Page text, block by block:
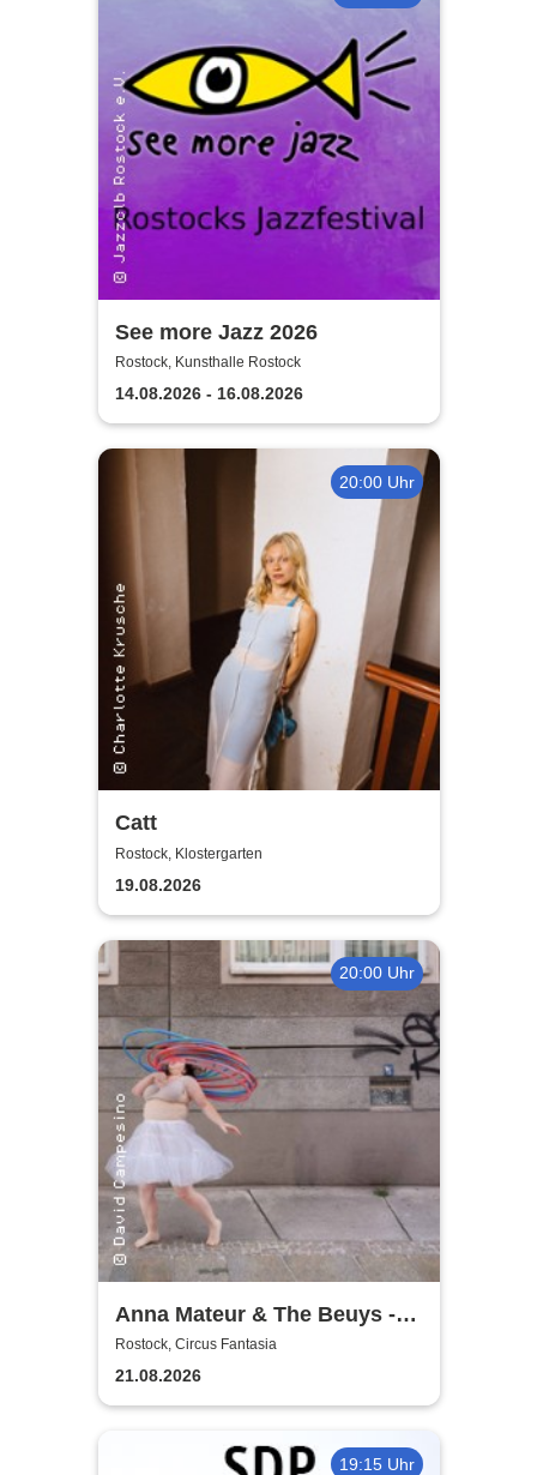
See more Jazz 2026
Rostock, Kunsthalle Rostock
14.08.2026 - 16.08.2026
20:00 Uhr
Catt
Rostock, Klostergarten
19.08.2026
20:00 Uhr
Anna Mateur & The Beuys -
Kaoshüter
Rostock, Circus Fantasia
21.08.2026
19:15 Uhr